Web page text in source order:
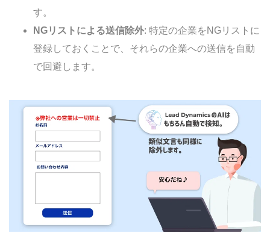
す。
NGリストによる送信除外: 特定の企業をNGリストに
登録しておくことで、それらの企業への送信を自動
で回避します。